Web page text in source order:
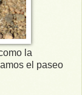
la
el paseo